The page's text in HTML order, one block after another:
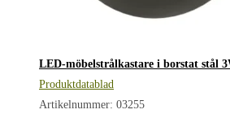
LED-möbelstrålkastare i borstat stål
Produktdatablad
Artikelnummer: 03255